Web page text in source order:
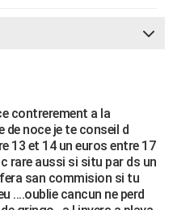
contrerement a la
noce je te conseil d
13 et 14 un euros entre 17
rare aussi si situ par ds un
san commision si tu
....oublie cancun ne perd